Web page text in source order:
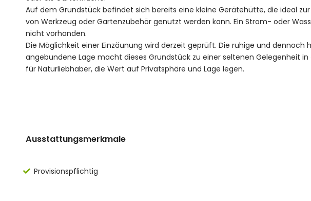
Auf dem Grundstück befindet sich bereits eine kleine Gerätehütte, die ideal
von Werkzeug oder Gartenzubehör genutzt werden kann. Ein Strom- oder
nicht vorhanden.
Die Möglichkeit einer Einzäunung wird derzeit geprüft. Die ruhige und dennoch
angebundene Lage macht dieses Grundstück zu einer seltenen Gelegenheit in
für Naturliebhaber, die Wert auf Privatsphäre und Lage legen.
Ausstattungsmerkmale
Provisionspflichtig